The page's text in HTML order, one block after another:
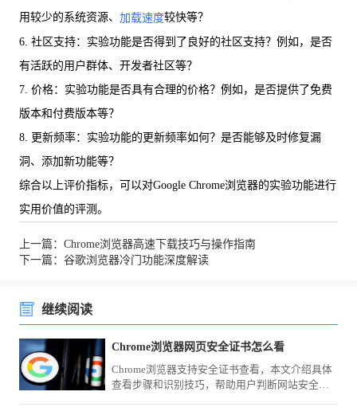
用较少的系统资源、 加载速度较快等？
6. 社区支持：实验功能是否得到了良好的社区支持？例如，是否
有活跃的用户群体、开发者社区等？
7. 价格：实验功能是否具有合理的价格？例如，是否提供了免费
版本和付费版本等？
8. 更新频率：实验功能的更新频率如何？是否能够及时修复漏
洞、添加新功能等？
综合以上评价指标，可以对Google Chrome浏览器的实验功能进行
实用价值的评测。
上一篇：Chrome浏览器高速下载技巧与操作指南
下一篇：谷歌浏览器冷门功能深度解读
继续阅读
Chrome浏览器网页安全证书怎么看
Chrome浏览器支持安全证书查看，本文介绍具体
查看步骤和识别技巧，帮助用户判断网站安全